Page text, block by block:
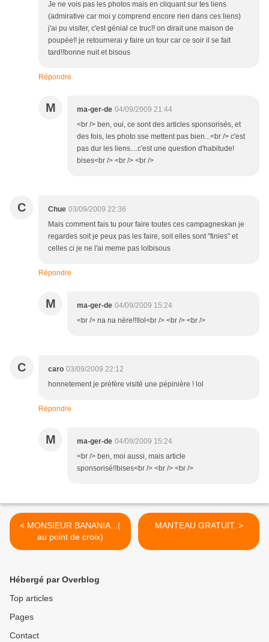
Je ne vois pas les photos mais en cliquant sur tes liens
(admirative car moi y comprend encore rien dans ces liens)
j'ai pu visiter, c'est génial ce truc!! on dirait une maison de
poupée!! je retournerai y faire un tour car ce soir il se fait
tard!!bonne nuit et bisous
Répondre
M ma-ger-de 04/09/2009 21:44
<br /> ben, oui, ce sont des articles sponsorisés, et
des fois, les photo sse mettent pas bien...<br /> c'est
pas dur les liens....c'est une question d'habitude!
bises<br /> <br /> <br />
C Chue 03/09/2009 22:36
Mais comment fais tu pour faire toutes ces campagneskan je
regardes soit je peux pas les faire, soit elles sont "finies" et
celles ci je ne l'ai meme pas lolbisous
Répondre
M ma-ger-de 04/09/2009 15:24
<br /> na na nère!!!lol<br /> <br /> <br />
C caro 03/09/2009 22:12
honnetement je prèfère visité une pépinière ! lol
Répondre
M ma-ger-de 04/09/2009 15:24
<br /> ben, moi aussi, mais article
sponsorisé!!bises<br /> <br /> <br />
< MONSIEUR BANANIA...(
au point de croix)
MANTEAU GRATUIT. >
Hébergé par Overblog
Top articles
Pages
Contact